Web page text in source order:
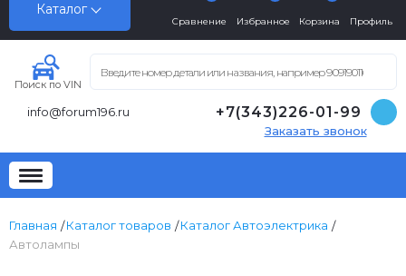
Каталог
Сравнение Избранное Корзина Профиль
Поиск по VIN
info@forum196.ru +7(343)226-01-99
Заказать звонок
Главная Каталог товаров
Каталог Автоэлектрика
Автолампы